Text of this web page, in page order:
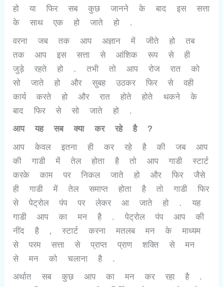
हो या फिर सब कुछ जानने के बाद इस सत्ता
के साथ एक हो जाते हो .
वरना जब तक आप अज्ञान में जीते हो तब
तक आप इस सत्ता से आंशिक रूप से ही
जुड़े रहते हो . तभी तो आप रोज रात को
सो जाते हो और सुबह उठकर फिर से वही
कार्य करते हो और रात होते होते थकने के
बाद फिर से सो जाते हो .
आप यह सब क्या कर रहे है ?
आप केवल इतना ही कर रहे है की जब आप
की गाडी में तेल होता है तो आप गाडी स्टार्ट
करके काम पर निकल जाते हो और फिर जैसे
ही गाडी में तेल समाप्त होता है तो गाडी फिर
से पेट्रोल पंप पर लेकर आ जाते हो . यह
गाडी आप का मन है . पेट्रोल पंप आप की
नींद है , स्टार्ट करना मतलब मन के माध्यम
से परम सत्ता से प्राप्त प्राण शक्ति से मन
से मन को चलाना है .
अर्थात सब कुछ आप का मन कर रहा है .